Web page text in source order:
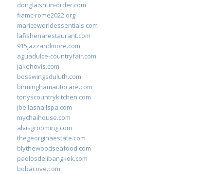
donglaishun-order.com
fiamc-rome2022.org
mariceworldessentials.com
lafisheriarestaurant.com
915jazzandmore.com
aguadulce-countryfair.com
jakehovis.com
bosswingsduluth.com
birminghamautocare.com
tonyscountrykitchen.com
jbellasnailspa.com
mychaihouse.com
alvisgrooming.com
thegeorginaestate.com
blythewoodseafood.com
paolosdelibangkok.com
bobacove.com